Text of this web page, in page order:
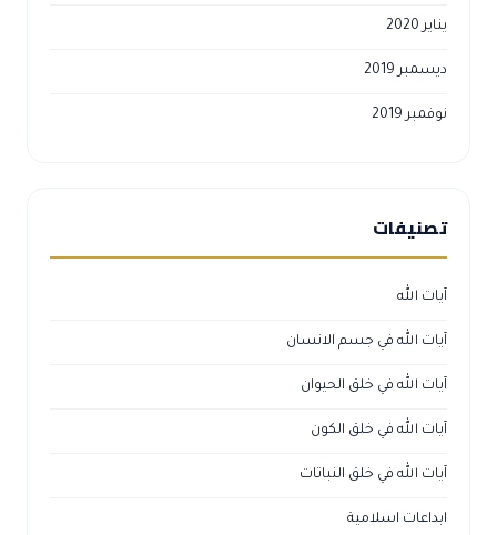
يناير 2020
ديسمبر 2019
نوفمبر 2019
تصنيفات
آيات الله
آيات الله في جسم الانسان
آيات الله في خلق الحيوان
آيات الله في خلق الكون
آيات الله في خلق النباتات
ابداعات اسلامية